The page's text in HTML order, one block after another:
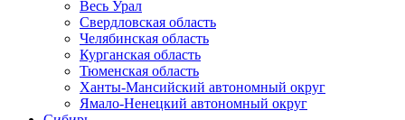
Весь Урал
Свердловская область
Челябинская область
Курганская область
Тюменская область
Ханты-Мансийский автономный округ
Ямало-Ненецкий автономный округ